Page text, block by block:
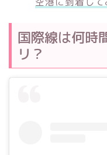
国際線は何時
リ？